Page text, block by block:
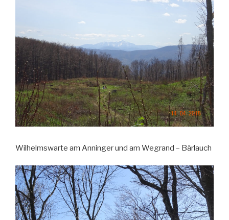
Wilhelmswarte am Anninger und am Wegrand – Bärlauch